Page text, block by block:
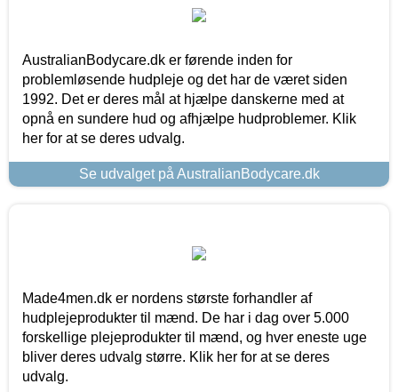
AustralianBodycare.dk er førende inden for
problemløsende hudpleje og det har de været siden
1992. Det er deres mål at hjælpe danskerne med at
opnå en sundere hud og afhjælpe hudproblemer. Klik
her for at se deres udvalg.
Se udvalget på AustralianBodycare.dk
Made4men.dk er nordens største forhandler af
hudplejeprodukter til mænd. De har i dag over 5.000
forskellige plejeprodukter til mænd, og hver eneste uge
bliver deres udvalg større. Klik her for at se deres
udvalg.